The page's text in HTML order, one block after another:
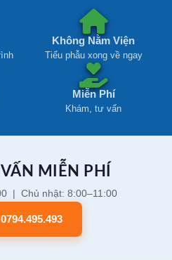
Không Nằm Viện
Tiểu phẫu xong về ngay
Miễn Phí
Khám, tư vấn
MIỄN PHÍ
| Chủ nhật: 8:00–11:00